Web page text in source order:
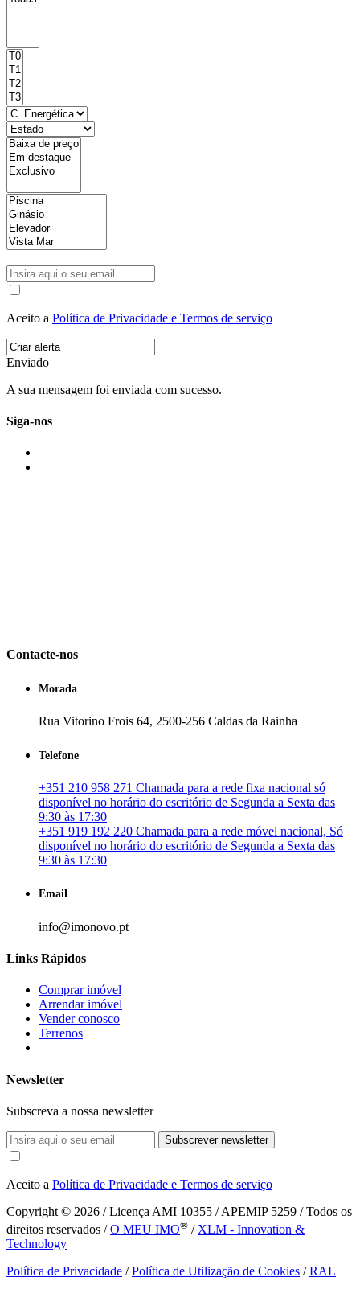
Aceito a Política de Privacidade e Termos de serviço
Enviado
A sua mensagem foi enviada com sucesso.
Siga-nos
Contacte-nos
Morada
Rua Vitorino Frois 64, 2500-256 Caldas da Rainha
Telefone
+351 210 958 271 Chamada para a rede fixa nacional só
disponível no horário do escritório de Segunda a Sexta das
9:30 às 17:30
+351 919 192 220 Chamada para a rede móvel nacional, Só
disponível no horário do escritório de Segunda a Sexta das
9:30 às 17:30
Email
info@imonovo.pt
Links Rápidos
Comprar imóvel
Arrendar imóvel
Vender conosco
Terrenos
Newsletter
Subscreva a nossa newsletter
Subscrever newsletter
Aceito a Política de Privacidade e Termos de serviço
Copyright © 2026 / Licença AMI 10355 / APEMIP 5259 / Todos os
direitos reservados /O MEU IMO® / XLM - Innovation &
Technology
Política de Privacidade /Política de Utilização de Cookies /RAL